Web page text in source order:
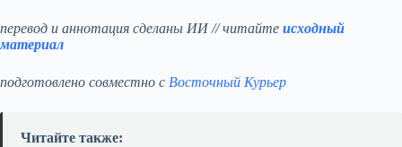
перевод и аннотация сделаны ИИ // читайте исходный
материал
подготовлено совместно с Восточный Курьер
Читайте также: